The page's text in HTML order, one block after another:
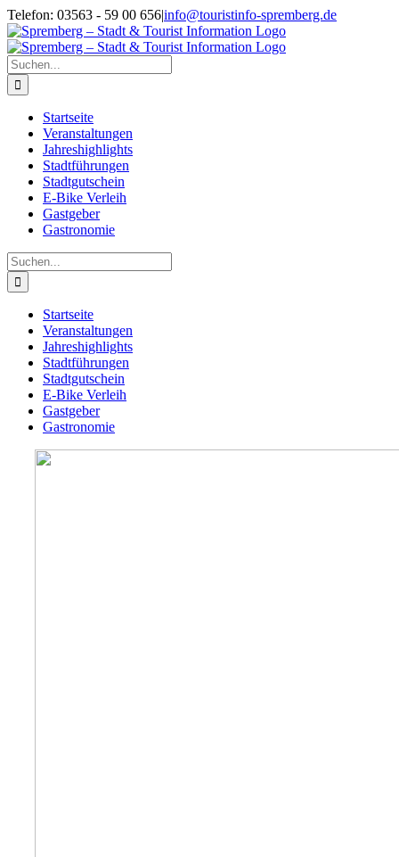
Zum
Inhalt
springen
Telefon: 03563 - 59 00 656|info@touristinfo-spremberg.de
Facebook
Instagram
Suche
nach:
Startseite
Veranstaltungen
Jahreshighlights
Stadtführungen
Stadtgutschein
E-Bike Verleih
Gastgeber
Gastronomie
Suche
nach:
Startseite
Veranstaltungen
Jahreshighlights
Stadtführungen
Stadtgutschein
E-Bike Verleih
Gastgeber
Gastronomie